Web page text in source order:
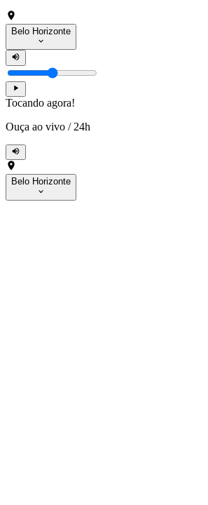
Belo Horizonte
Tocando agora!
Ouça ao vivo / 24h
Belo Horizonte